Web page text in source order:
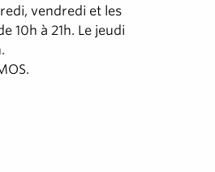
vendredi et les
10h à 21h. Le jeudi